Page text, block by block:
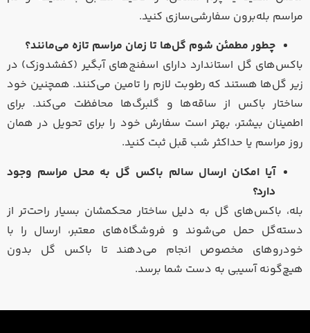
مراسم بله‌برون سفارشی‌سازی کنید.
چطور مطمئن شوم گل‌ها تا زمان مراسم تازه می‌مانند؟
باکس‌های گل استاندارد دارای اسفنج‌های آبگیر (کفشدوزک) در
زیر گل‌ها هستند که رطوبت لازم را تامین می‌کنند. همچنین خود
ساختار باکس از ساقه‌ها و گلبرگ‌ها محافظت می‌کند. برای
اطمینان بیشتر، بهتر است سفارش خود را برای تحویل در همان
روز مراسم یا حداکثر شب قبل ثبت کنید.
آیا امکان ارسال سالم باکس گل به محل مراسم وجود
دارد؟
بله، باکس‌های گل به دلیل ساختار محکمشان بسیار راحت‌تر از
دسته‌گل حمل می‌شوند و فروشگاه‌های معتبر، ارسال را با
خودروهای مخصوص انجام می‌دهند تا باکس گل بدون
هیچ‌گونه آسیبی به دست شما برسد.